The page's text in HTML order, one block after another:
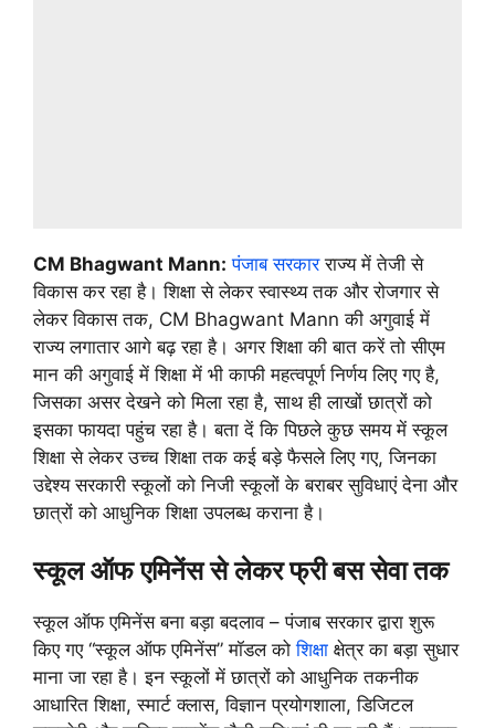
CM Bhagwant Mann: पंजाब सरकारराज्य में तेजी से
विकास कर रहा है। शिक्षा से लेकर स्वास्थ्य तक और रोजगार से
लेकर विकास तक, CM Bhagwant Mann की अगुवाई में
राज्य लगातार आगे बढ़ रहा है। अगर शिक्षा की बात करें तो सीएम
मान की अगुवाई में शिक्षा में भी काफी महत्वपूर्ण निर्णय लिए गए है,
जिसका असर देखने को मिला रहा है, साथ ही लाखों छात्रों को
इसका फायदा पहुंच रहा है। बता दें कि पिछले कुछ समय में स्कूल
शिक्षा से लेकर उच्च शिक्षा तक कई बड़े फैसले लिए गए, जिनका
उद्देश्य सरकारी स्कूलों को निजी स्कूलों के बराबर सुविधाएं देना और
छात्रों को आधुनिक शिक्षा उपलब्ध कराना है।
स्कूल ऑफ एमिनेंस से लेकर फ्री बस सेवा तक
स्कूल ऑफ एमिनेंस बना बड़ा बदलाव – पंजाब सरकार द्वारा शुरू
किए गए “स्कूल ऑफ एमिनेंस” मॉडल कोशिक्षा क्षेत्र का बड़ा सुधार
माना जा रहा है। इन स्कूलों में छात्रों को आधुनिक तकनीक
आधारित शिक्षा, स्मार्ट क्लास, विज्ञान प्रयोगशाला, डिजिटल